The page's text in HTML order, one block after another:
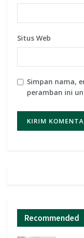
Situs Web
Simpan nama,
peramban ini
Recommended